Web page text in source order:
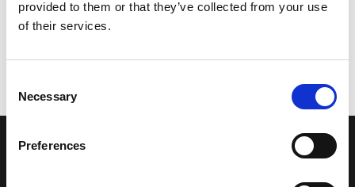
provided to them or that they’ve collected from your use
of their services.
Selection
Necessary
Preferences
LA NOSTRA MISSION